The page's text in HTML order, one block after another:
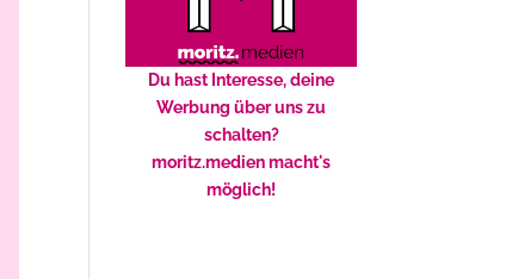
Du hast Interesse, deine
Werbung über uns zu
schalten?
moritz.medien macht's
möglich!